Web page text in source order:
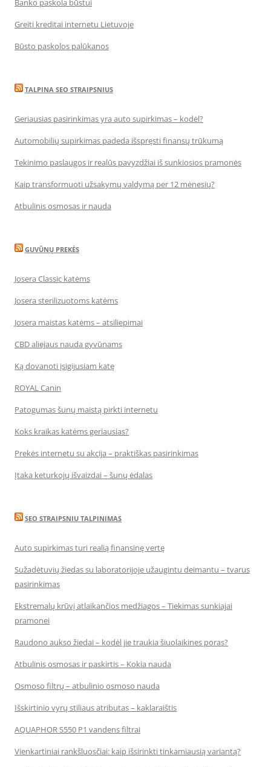
Banko paskola būstui
Greiti kreditai internetu Lietuvoje
Būsto paskolos palūkanos
TALPINA SEO STRAIPSNIUS
Geriausias pasirinkimas yra auto supirkimas – kodėl?
Automobilių supirkimas padeda išspręsti finansų trūkumą
Tekinimo paslaugos ir realūs pavyzdžiai iš sunkiosios pramonės
Kaip transformuoti užsakymų valdymą per 12 mėnesių?
Atbulinis osmosas ir nauda
GUVŪNŲ PREKĖS
Josera Classic katėms
Josera sterilizuotoms katėms
Josera maistas katėms – atsiliepimai
CBD aliejaus nauda gyvūnams
Ką dovanoti įsigijusiam katę
ROYAL Canin
Patogumas šunų maistą pirkti internetu
Koks kraikas katėms geriausias?
Prekės internetu su akcija – praktiškas pasirinkimas
Įtaka keturkojų išvaizdai – šunų ėdalas
SEO STRAIPSNIU TALPINIMAS
Auto supirkimas turi realią finansinę vertę
Sužadėtuvių žiedas su laboratorijoje užaugintu deimantu – tvarus
pasirinkimas
Ekstremalų krūvį atlaikančios medžiagos – Tiekimas sunkiajai
pramonei
Raudono aukso žiedai – kodėl jie traukia šiuolaikines poras?
Atbulinis osmosas ir paskirtis – Kokia nauda
Osmoso filtrų – atbulinio osmoso nauda
Išskirtinio vyrų stiliaus atributas – kaklaraištis
AQUAPHOR S550 P1 vandens filtrai
Vienkartiniai rankšluosčiai: kaip išsirinkti tinkamiausią variantą?